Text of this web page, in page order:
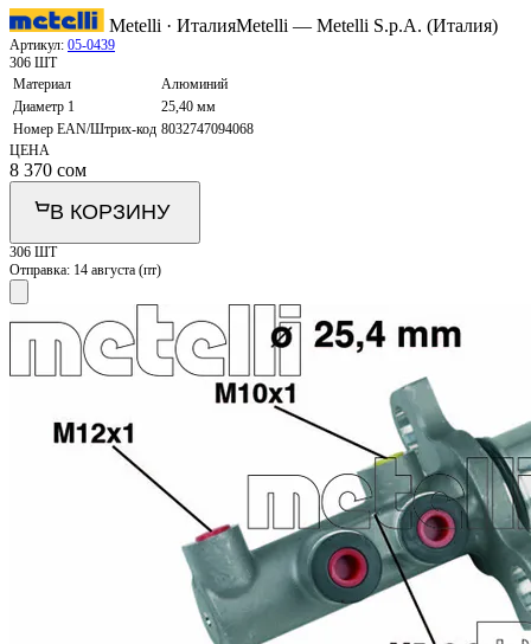
Metelli · ИталияMetelli — Metelli S.p.A. (Италия)
Артикул: 05-0439
306 ШТ
Материал
Алюминий
Диаметр 1
25,40 мм
Номер EAN/Штрих-код 8032747094068
ЦЕНА
8 370 сом
В КОРЗИНУ
306 ШТ
Отправка: 14 августа (пт)